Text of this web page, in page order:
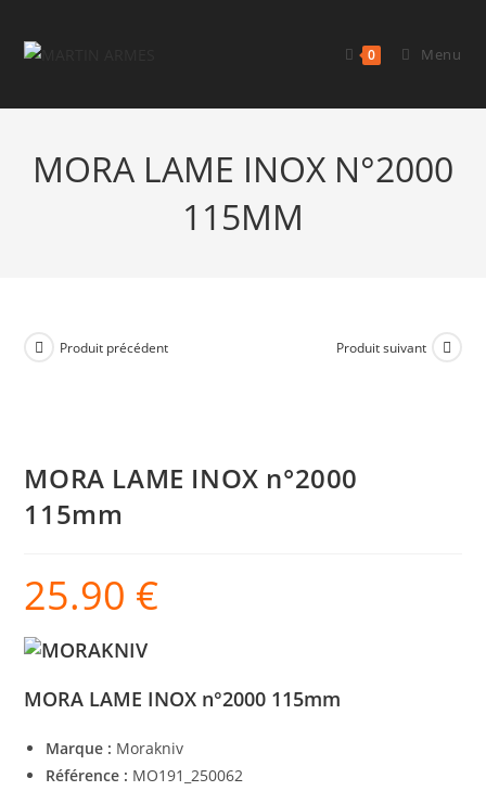
0 Menu
MORA LAME INOX N°2000
115MM
Produit précédent Produit suivant
MORA LAME INOX n°2000
115mm
25.90 €
MORA LAME INOX n°2000 115mm
Marque : Morakniv
Référence : MO191_250062